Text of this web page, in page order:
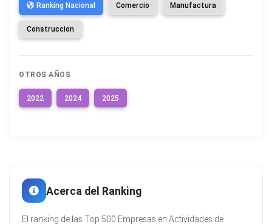
Ranking Nacional Comercio Manufactura
Construccion
OTROS AÑOS
2022 2024 2025
Acerca del Ranking
El ranking de las Top 500 Empresas en Actividades de